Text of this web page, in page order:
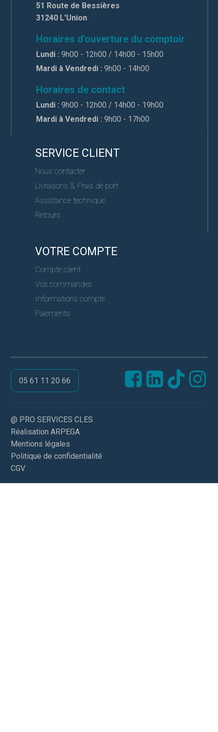
51 Route de Bessières
31240 L'Union
Horaires d'ouverture du comptoir
Lundi : 9h00 - 12h00 / 14h00 - 15h00
Mardi à Vendredi : 9h00 - 14h00
Horaires de contact
Lundi : 9h00 - 12h00 / 14h00 - 19h00
Mardi à Vendredi : 9h00 - 17h00
SERVICE CLIENT
Nous contacter
Livraisons & Frais de port
Assistance technique
Retours
VOTRE COMPTE
Compte client
Vos commandes
Informations compte
Paiements
05 61 11 20 66
@ PRO SERVICES CLES
Réalisation ARPEGA
Mentions légales
Politique de confidentialité
CGV